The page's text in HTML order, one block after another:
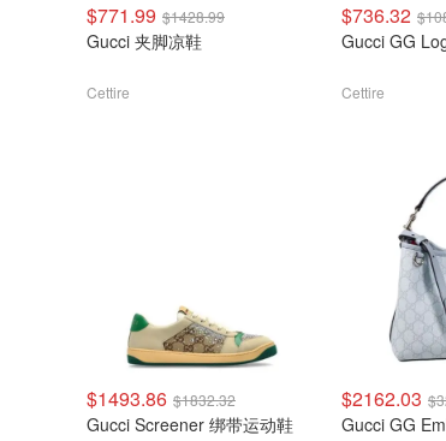
$771.99 $1428.99
Gucci 夹脚凉鞋
Cettire
$736.32
Gucci GG
Cettire
$1493.86 $1832.32
Gucci Screener 绑带运动鞋
$2162.03
Gucci GG